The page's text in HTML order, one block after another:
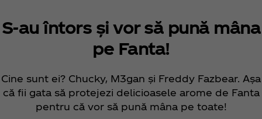
Halloween 2025. Dezlănțuie
pofta!
De acest Halloween, pregătește-te pentru
arome îndrăznețe și o serie palpitantă de
personaje horror iconice. Intră... dacă
S-au întors și vor să pună mâna
pe Fanta!
Cine sunt ei? Chucky, M3gan și Freddy Fazbear. Așa
că fii gata să protejezi delicioasele arome de Fanta
pentru că vor să pună mâna pe toate!